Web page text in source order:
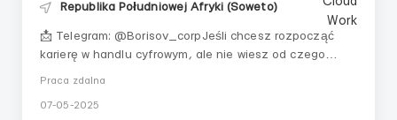
Republika Południowej Afryki (Soweto)
📩 Telegram: @Borisov_corpJeśli chcesz rozpocząć
karierę w handlu cyfrowym, ale nie wiesz od czego
Przetwarzanie danych przychodzących w interfejsie
Praca zdalna
07-05-2025